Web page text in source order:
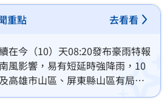
重點 去看看
在今（10）天08:20發布豪雨特報
風影響，易有短延時強降雨，10
高雄市山區、屏東縣山區有局部
區及花蓮山區有局部大雨發生的